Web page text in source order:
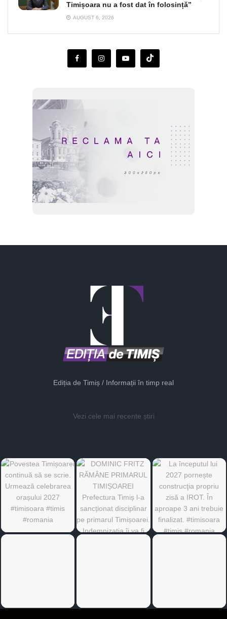
Timișoara nu a fost dat în folosință”
AUGUST 6, 2026
Ediția de Timiș / Informații în timp real
Vezi cele mai recente știri